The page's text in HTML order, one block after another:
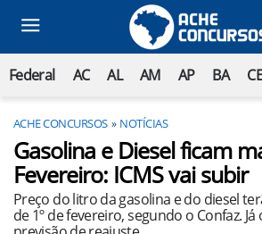
Federal AC AL AM AP BA CE
ACHE CONCURSOS NOTÍCIAS
Gasolina e Diesel ficam
Fevereiro: ICMS vai subir
Preço do litro da gasolina e do diesel
de 1º de fevereiro, segundo o Confaz.